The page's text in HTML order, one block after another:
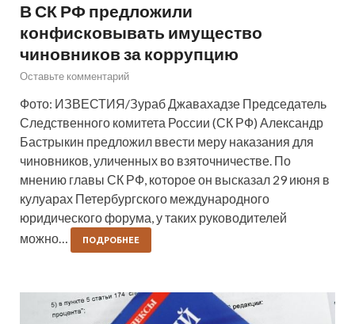
В СК РФ предложили
конфисковывать имущество
чиновников за коррупцию
Оставьте комментарий
Фото: ИЗВЕСТИЯ/Зураб Джавахадзе Председатель
Следственного комитета России (СК РФ) Александр
Бастрыкин предложил ввести меру наказания для
чиновников, уличенных во взяточничестве. По
мнению главы СК РФ, которое он высказал 29 июня в
кулуарах Петербургского международного
юридического форума, у таких руководителей
можно…
ПОДРОБНЕЕ